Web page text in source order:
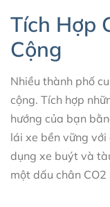
Tích Hợp
Cộng
Nhiều thành phố
cộng. Tích hợp
hướng của bạn
lái xe bền vững
dụng xe buýt và
một dấu chân CO2